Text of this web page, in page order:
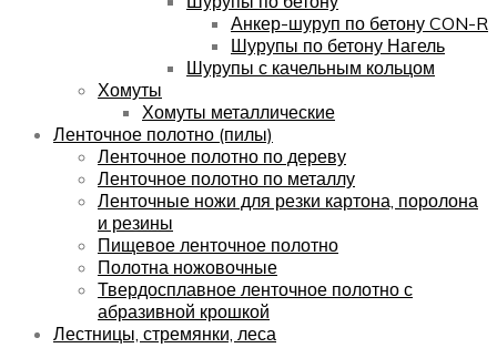
Анкер-шуруп по бетону CON-R
Шурупы по бетону Нагель
Шурупы с качельным кольцом
Хомуты
Хомуты металлические
Ленточное полотно (пилы)
Ленточное полотно по дереву
Ленточное полотно по металлу
Ленточные ножи для резки картона, поролона
и резины
Пищевое ленточное полотно
Полотна ножовочные
Твердосплавное ленточное полотно с
абразивной крошкой
Лестницы, стремянки, леса